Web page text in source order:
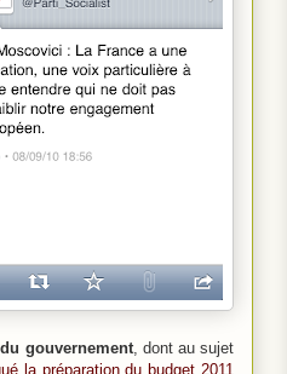
gouvernement, dont au sujet
la préparation du budget 2011